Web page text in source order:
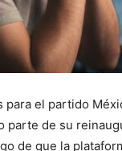
para el partido
parte de su
de que la